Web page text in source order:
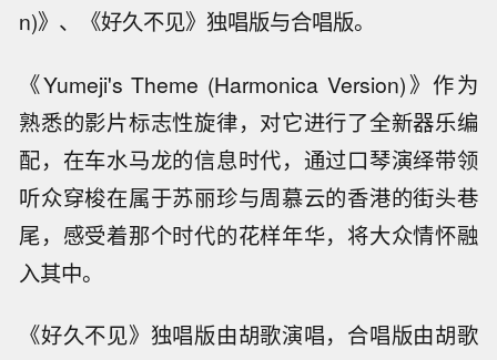
n)》、《好久不见》独唱版与合唱版。
《Yumeji's Theme (Harmonica Version)》作为
熟悉的影片标志性旋律，对它进行了全新器乐编
配，在车水马龙的信息时代，通过口琴演绎带领
听众穿梭在属于苏丽珍与周慕云的香港的街头巷
尾，感受着那个时代的花样年华，将大众情怀融
入其中。
《好久不见》独唱版由胡歌演唱，合唱版由胡歌